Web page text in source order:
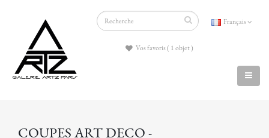
Français
Vos favoris ( 1 objet )
COUPES ART DECO -